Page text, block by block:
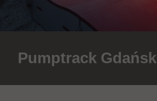
Pumptrack Gdańsk